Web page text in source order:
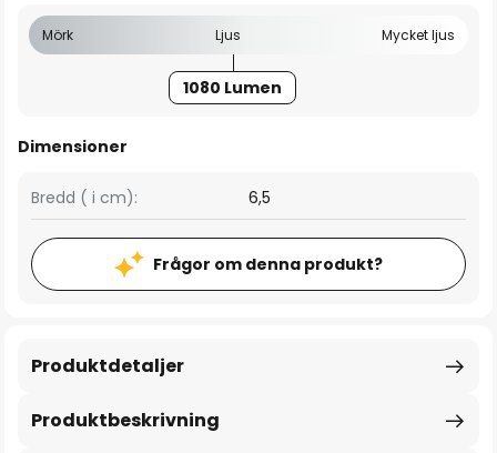
Mörk Ljus Mycket ljus
1080 Lumen
Dimensioner
Bredd ( i cm): 6,5
Frågor om denna produkt?
Produktbeskrivning
Produktdetaljer